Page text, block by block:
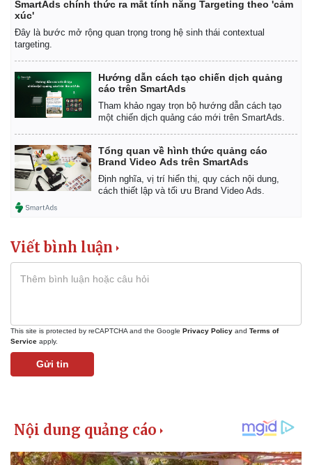
SmartAds chính thức ra mắt tính năng Targeting theo 'cảm
xúc'
Đây là bước mở rộng quan trọng trong hệ sinh thái contextual
targeting.
Hướng dẫn cách tạo chiến dịch quảng
cáo trên SmartAds
Tham khảo ngay trọn bộ hướng dẫn cách tạo
một chiến dịch quảng cáo mới trên SmartAds.
Tổng quan về hình thức quảng cáo
Brand Video Ads trên SmartAds
Định nghĩa, vị trí hiển thị, quy cách nội dung,
cách thiết lập và tối ưu Brand Video Ads.
Viết bình luận
This site is protected by reCAPTCHA and the Google Privacy Policy and Terms of
Service apply.
Gửi tin